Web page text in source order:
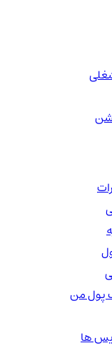
پول من
ها